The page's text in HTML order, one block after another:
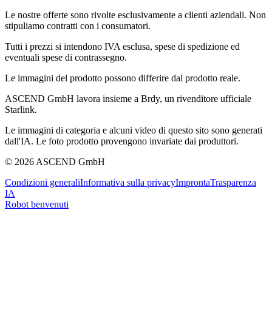
Le nostre offerte sono rivolte esclusivamente a clienti aziendali. Non
stipuliamo contratti con i consumatori.
Tutti i prezzi si intendono IVA esclusa, spese di spedizione ed
eventuali spese di contrassegno.
Le immagini del prodotto possono differire dal prodotto reale.
ASCEND GmbH lavora insieme a Brdy, un rivenditore ufficiale
Starlink.
Le immagini di categoria e alcuni video di questo sito sono generati
dall'IA. Le foto prodotto provengono invariate dai produttori.
© 2026 ASCEND GmbH
Condizioni generaliInformativa sulla privacyImprontaTrasparenza
IA
Robot benvenuti